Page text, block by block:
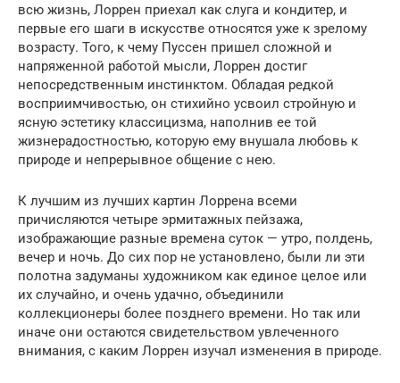
всю жизнь, Лоррен приехал как слуга и кондитер, и
первые его шаги в искусстве относятся уже к зрелому
возрасту. Того, к чему Пуссен пришел сложной и
напряженной работой мысли, Лоррен достиг
непосредственным инстинктом. Обладая редкой
восприимчивостью, он стихийно усвоил стройную и
ясную эстетику классицизма, наполнив ее той
жизнерадостностью, которую ему внушала любовь к
природе и непрерывное общение с нею.
К лучшим из лучших картин Лоррена всеми
причисляются четыре эрмитажных пейзажа,
изображающие разные времена суток — утро, полдень,
вечер и ночь. До сих пор не установлено, были ли эти
полотна задуманы художником как единое целое или
их случайно, и очень удачно, объединили
коллекционеры более позднего времени. Но так или
иначе они остаются свидетельством увлеченного
внимания, с каким Лоррен изучал изменения в природе.